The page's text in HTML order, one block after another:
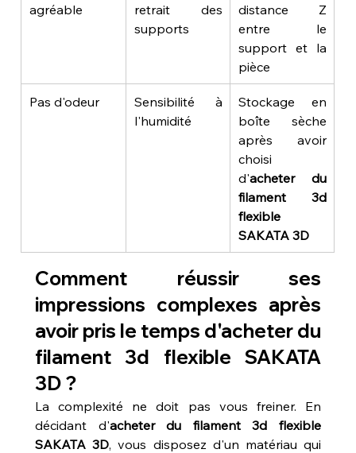
agréable
retrait des
supports
distance Z
entre le
support et la
pièce
Pas d'odeur
Sensibilité à
l'humidité
Stockage en
boîte sèche
après avoir
choisi
d'acheter du
filament 3d
flexible
SAKATA 3D
Comment réussir ses
impressions complexes après
avoir pris le temps d'acheter du
filament 3d flexible SAKATA
3D ?
La complexité ne doit pas vous freiner. En
décidant d'acheter du filament 3d flexible
SAKATA 3D, vous disposez d'un matériau qui